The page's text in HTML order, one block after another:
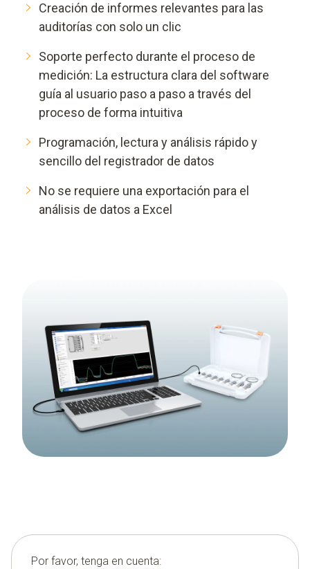
Creación de informes relevantes para las
auditorías con solo un clic
Soporte perfecto durante el proceso de
medición: La estructura clara del software
guía al usuario paso a paso a través del
proceso de forma intuitiva
Programación, lectura y análisis rápido y
sencillo del registrador de datos
No se requiere una exportación para el
análisis de datos a Excel
Por favor, tenga en cuenta: